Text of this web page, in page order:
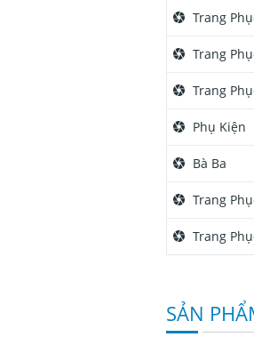
Trang
Trang
Trang
Phụ Kiện
Bà Ba
Trang
Trang
SẢN